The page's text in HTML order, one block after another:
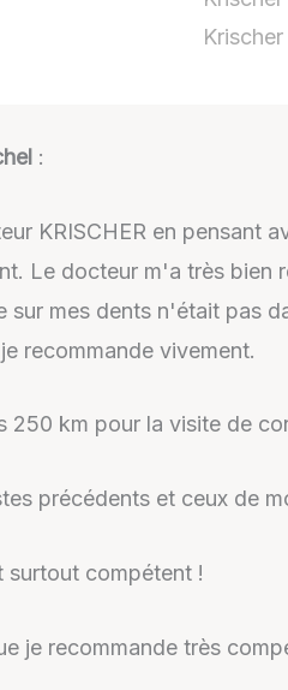
:
KRISCHER en pensant
Le docteur m'a très bien
sur mes dents n'était pas
recommande vivement.
250 km pour la visite de
précédents et ceux de
compétent !
je recommande très